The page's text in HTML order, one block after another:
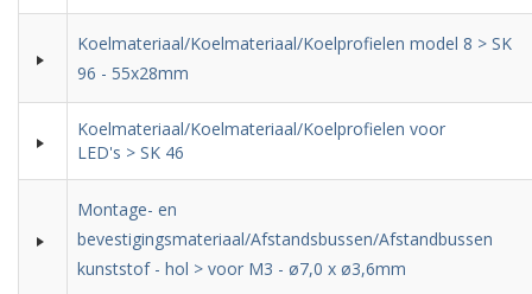
Koelmateriaal/Koelmateriaal/Koelprofielen model 8 > SK
96 - 55x28mm
Koelmateriaal/Koelmateriaal/Koelprofielen voor
LED's > SK 46
Montage- en
bevestigingsmateriaal/Afstandsbussen/Afstandbussen
kunststof - hol > voor M3 - ø7,0 x ø3,6mm